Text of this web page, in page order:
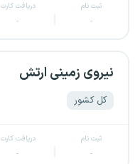
ثبت نام
-
دریافت کارت
-
نیروی زمینی ارتش
کل کشور
ثبت نام
-
دریافت کارت
-